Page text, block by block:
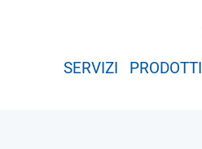
SERVIZI PRODOTTI